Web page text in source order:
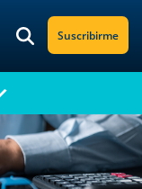
Suscribirme
en tu correo